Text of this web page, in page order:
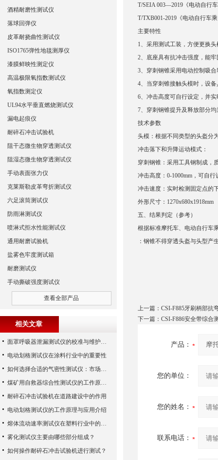
T/SEIA 003—2019《电动自行
T/TXB001-2019《电动自行车
主要特性
1、采用测试工装，方便更换头
2、底座具有抗冲击强度，能
3、穿刺钢锥采用电动控制吸合
4、当穿刺锥接触头模时， 设备
6、冲击高度可自行设定，并
7、穿刺钢锥提升及释放部分
技术参数
头模：根据不同类型的头盔分
冲击落下和升降运动模式：
穿刺钢锥：采用工具钢制成，
冲击高度：0-1000mm，可自行
冲击速度：实时检测固定点的
外形尺寸：1270x680x1918mm
五、结果判定 （参考）
根据标准摩托车、电动自行车
： 钢锥不得穿透头盔与头型产
上一篇： CSI-F885牙刷柄部抗
下一篇： CSI-F886安全带综合
产品：
您的单位：
您的姓名：
联系电话：
酒精耐磨性测试仪
落球回弹仪
皮革耐挠曲性测试仪
ISO1765弹性地毯测厚仪
漆膜鲜映性测定仪
高温极限氧指数测试仪
氧指数测定仪
UL94水平垂直燃烧测试仪
漏电起痕仪
耐碎石冲击试验机
阻干态微生物穿透测试仪
阻湿态微生物穿透测试仪
手动表面张力仪
克莱斯勒皮革弯折测试仪
六足滚筒测试仪
防雨淋测试仪
喷淋式拒水性能测试仪
通用耐磨试验机
盐雾色牢度测试箱
耐磨测试仪
手动撕破强度测试仪
查看全部产品
相关文章
面罩呼吸器泄漏测试仪的校准与维护技巧
电动划格测试仪在涂料行业中的重要性
如何选择合适的气密性测试仪：市场指南
煤矿用自救器综合性测试仪的工作原理与功能解析
耐碎石冲击试验机在道路建设中的作用
电动划格测试仪的工作原理与应用介绍
熔体流动速率测试仪在塑料行业中的应用
雾化测试仪主要由哪些部分组成？
如何操作耐碎石冲击试验机进行测试？